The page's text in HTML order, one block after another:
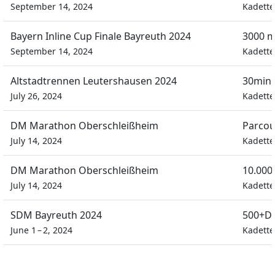
September 14, 2024
Bayern Inline Cup Finale Bayreuth 2024
September 14, 2024
3000
Altstadtrennen Leutershausen 2024
July 26, 2024
30min
DM Marathon Oberschleißheim
July 14, 2024
DM Marathon Oberschleißheim
July 14, 2024
SDM Bayreuth 2024
June 1 – 2, 2024